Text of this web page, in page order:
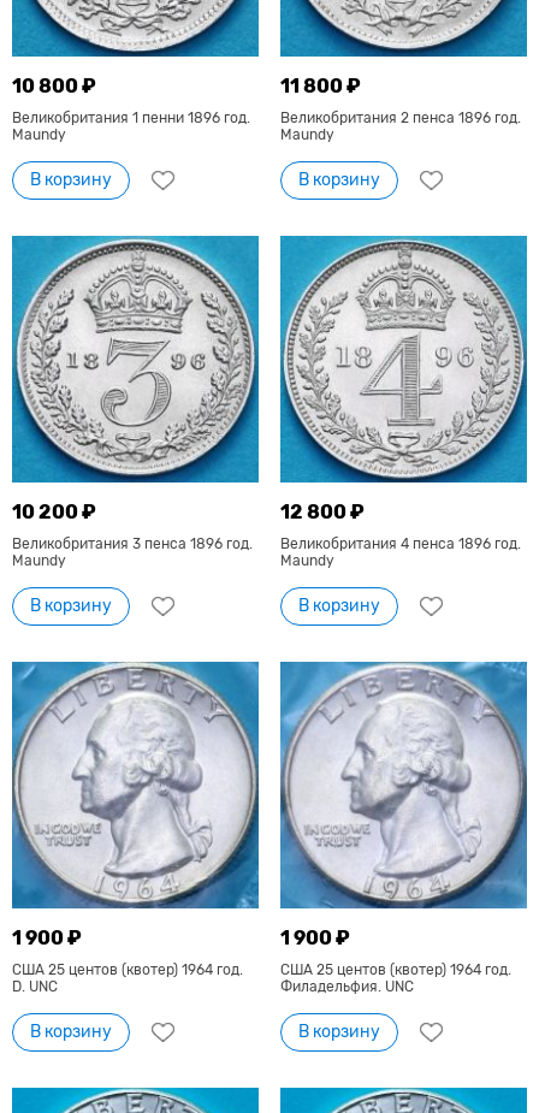
10 800 ₽
Великобритания 1 пенни 1896 год.
Maundy
В корзину
11 800 ₽
Великобритания 2 пенса 1896 год.
Maundy
В корзину
10 200 ₽
Великобритания 3 пенса 1896 год.
Maundy
В корзину
12 800 ₽
Великобритания 4 пенса 1896 год.
Maundy
В корзину
1 900 ₽
США 25 центов (квотер) 1964 год.
D. UNC
В корзину
1 900 ₽
США 25 центов (квотер) 1964 год.
Филадельфия. UNC
В корзину